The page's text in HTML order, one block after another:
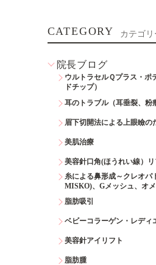
CATEGORY カテゴリ
院長ブログ
ウルトラセルＱプラス・ポ
ドチップ）
耳のトラブル（耳垂裂、粉
眉下切開法による上眼瞼の
美肌治療
美容針口角(ほうれい線）リ
糸による鼻形成～クレオ
MISKO)、Gメッシュ、オ
脂肪吸引
ベビーコラーゲン・レディ
美容針アイリフト
脂肪腫